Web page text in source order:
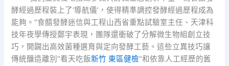
酵經過歷程裝上了‘導航儀’，使得精準調控發酵經過歷程成為
能夠。”食醋發酵迷信與工程山西省重點試驗室主任、天津科
技年夜學傳授鄭宇表現，團隊還衝破了分解微生物組創立技
巧，開闢出高效菌種選育與定向發酵工藝。這些立異技巧讓
傳統釀造離別“看天吃飯新竹 東區健檢”和依靠人工經歷的舊